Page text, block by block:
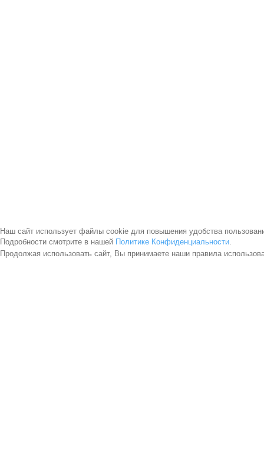
Наш сайт использует файлы cookie для повышения удобства
Подробности смотрите в нашей Политике Конфиденциальности.
Продолжая использовать сайт, Вы принимаете наши правила